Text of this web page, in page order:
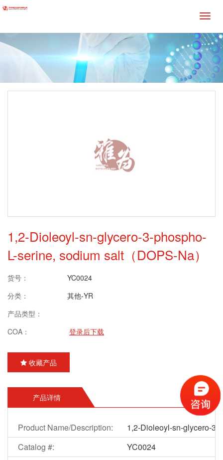
1,2-Dioleoyl-sn-glycero-3-phospho-
L-serine, sodium salt（DOPS-Na）
货号：
YC0024
分类：
其他-YR
产品类型：
COA：
登录后下载
收藏产品
产品详情
Product Name/Description:
1,2-Dioleoyl-sn-glycero-3-
Catalog #:
YC0024